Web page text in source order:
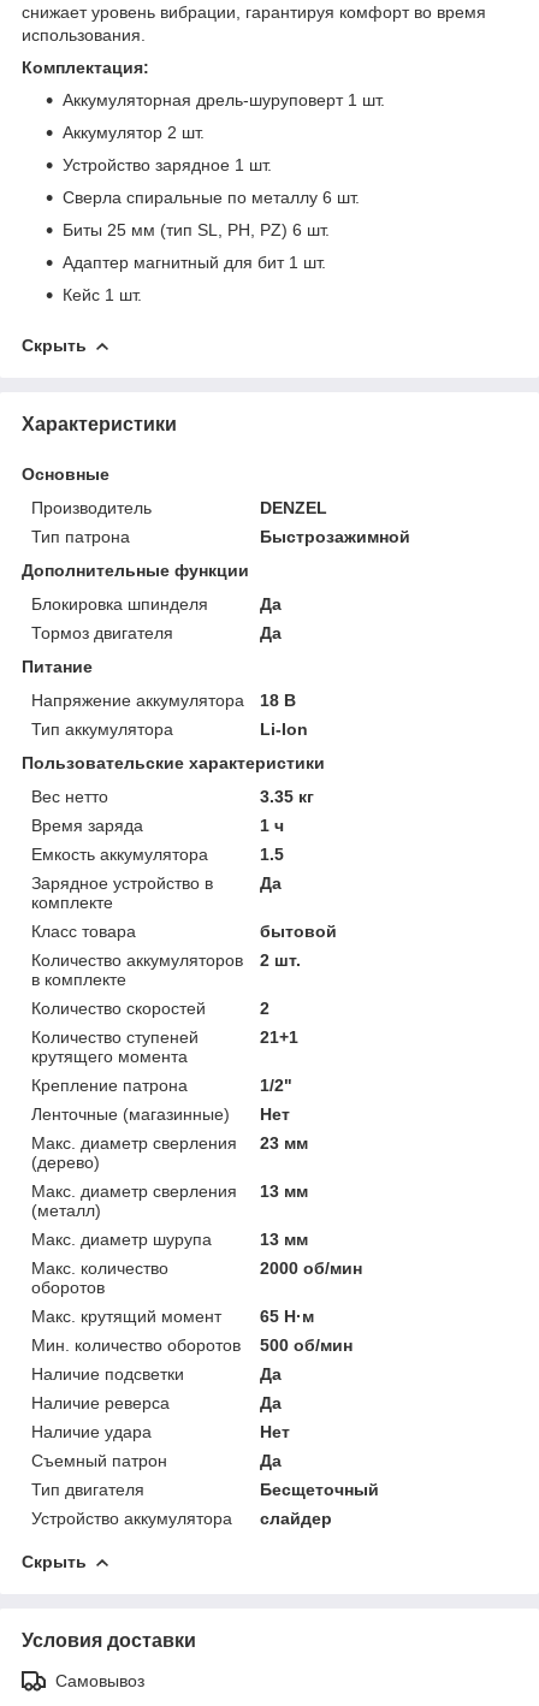
снижает уровень вибрации, гарантируя комфорт во время
использования.
Комплектация:
Аккумуляторная дрель-шуруповерт 1 шт.
Аккумулятор 2 шт.
Устройство зарядное 1 шт.
Сверла спиральные по металлу 6 шт.
Биты 25 мм (тип SL, PH, PZ) 6 шт.
Адаптер магнитный для бит 1 шт.
Кейс 1 шт.
Скрыть
Характеристики
Основные
Производитель
DENZEL
Тип патрона
Быстрозажимной
Дополнительные функции
Блокировка шпинделя
Да
Тормоз двигателя
Да
Питание
Напряжение аккумулятора
18 В
Тип аккумулятора
Li-Ion
Пользовательские характеристики
Вес нетто
3.35 кг
Время заряда
1 ч
Емкость аккумулятора
1.5
Зарядное устройство в
комплекте
Да
Класс товара
бытовой
Количество аккумуляторов
в комплекте
2 шт.
Количество скоростей
2
Количество ступеней
крутящего момента
21+1
Крепление патрона
1/2"
Ленточные (магазинные)
Нет
Макс. диаметр сверления
(дерево)
23 мм
Макс. диаметр сверления
(металл)
13 мм
Макс. диаметр шурупа
13 мм
Макс. количество
оборотов
2000 об/мин
Макс. крутящий момент
65 Н·м
Мин. количество оборотов
500 об/мин
Наличие подсветки
Да
Наличие реверса
Да
Наличие удара
Нет
Съемный патрон
Да
Тип двигателя
Бесщеточный
Устройство аккумулятора
слайдер
Скрыть
Условия доставки
Самовывоз